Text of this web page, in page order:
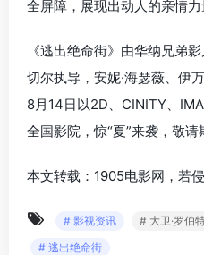
全屏障，展现出动人的亲情力
《逃出绝命街》由华纳兄弟
切尔执导，安妮·海瑟薇、伊
8月14日以2D、CINITY、
全国影院，惊“夏”来袭，敬请
本文转载：1905电影网，若
# 影视资讯 # 大卫·罗伯
# 逃出绝命街